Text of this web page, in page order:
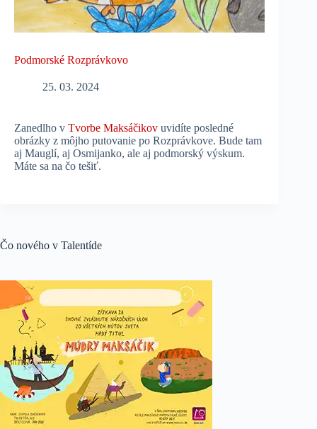
Podmorské Rozprávkovo
25. 03. 2024
Zanedlho v Tvorbe Maksáčikov uvidíte posledné
obrázky z môjho putovanie po Rozprávkove. Bude tam
aj Mauglí, aj Osmijanko, ale aj podmorský výskum.
Máte sa na čo tešiť.
Čo nového v Talentíde